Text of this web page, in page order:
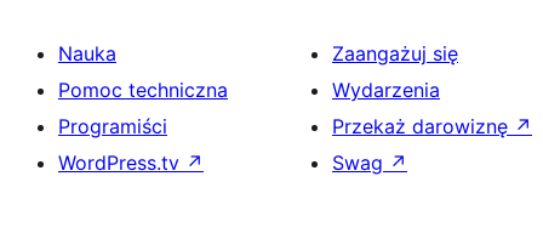
Nauka
Pomoc techniczna
Programiści
WordPress.tv ↗
Zaangażuj się
Wydarzenia
Przekaż darowiznę ↗
Swag ↗